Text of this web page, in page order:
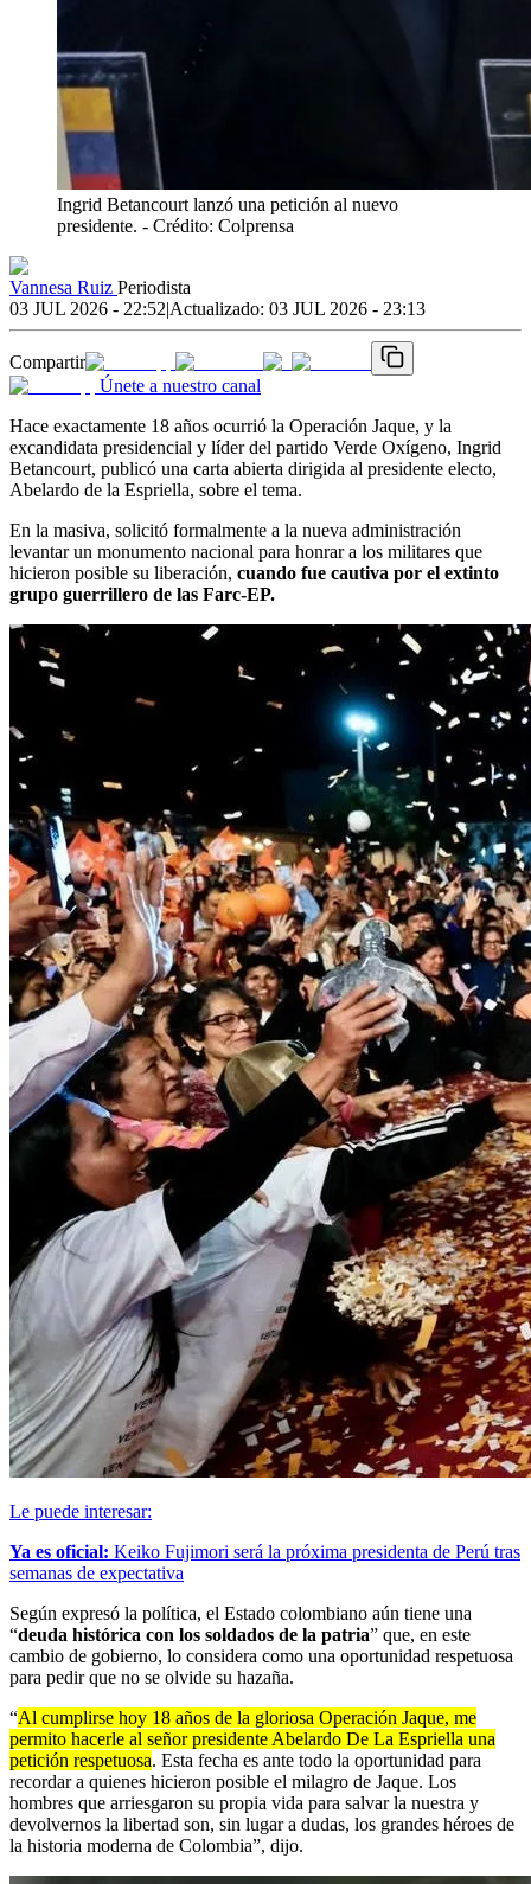
Ingrid Betancourt lanzó una petición al nuevo
presidente. - Crédito: Colprensa
Vannesa Ruiz Periodista
03 JUL 2026 - 22:52|Actualizado: 03 JUL 2026 - 23:13
Compartir
Únete a nuestro canal
Hace exactamente 18 años ocurrió la Operación Jaque, y la
excandidata presidencial y líder del partido Verde Oxígeno, Ingrid
Betancourt, publicó una carta abierta dirigida al presidente electo,
Abelardo de la Espriella, sobre el tema.
En la masiva, solicitó formalmente a la nueva administración
levantar un monumento nacional para honrar a los militares que
hicieron posible su liberación, cuando fue cautiva por el extinto
grupo guerrillero de las Farc-EP.
Le puede interesar:
Ya es oficial: Keiko Fujimori será la próxima presidenta de Perú tras
semanas de expectativa
Según expresó la política, el Estado colombiano aún tiene una
“deuda histórica con los soldados de la patria” que, en este
cambio de gobierno, lo considera como una oportunidad respetuosa
para pedir que no se olvide su hazaña.
“Al cumplirse hoy 18 años de la gloriosa Operación Jaque, me
permito hacerle al señor presidente Abelardo De La Espriella una
petición respetuosa. Esta fecha es ante todo la oportunidad para
recordar a quienes hicieron posible el milagro de Jaque. Los
hombres que arriesgaron su propia vida para salvar la nuestra y
devolvernos la libertad son, sin lugar a dudas, los grandes héroes de
la historia moderna de Colombia”, dijo.